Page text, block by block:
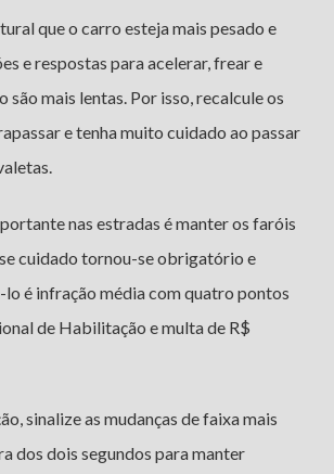
que o carro esteja mais pesado e
e respostas para acelerar, frear e
são mais lentas. Por isso, recalcule os
e tenha muito cuidado ao passar
nas estradas é manter os faróis
cuidado tornou-se obrigatório e
lo é infração média com quatro pontos
de Habilitação e multa de R$
sinalize as mudanças de faixa mais
dos dois segundos para manter